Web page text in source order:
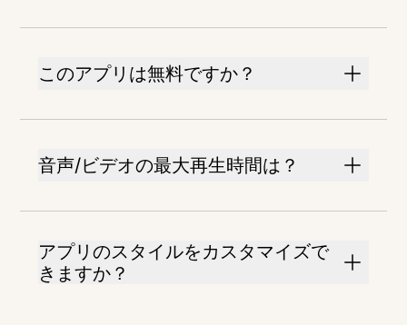
このアプリは無料ですか？
音声/ビデオの最大再生時間は？
アプリのスタイルをカスタマイズで
きますか？